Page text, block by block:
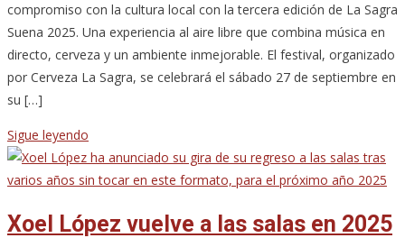
compromiso con la cultura local con la tercera edición de La Sagra
Suena 2025. Una experiencia al aire libre que combina música en
directo, cerveza y un ambiente inmejorable. El festival, organizado
por Cerveza La Sagra, se celebrará el sábado 27 de septiembre en
su […]
Sigue leyendo
Xoel López vuelve a las salas en 2025